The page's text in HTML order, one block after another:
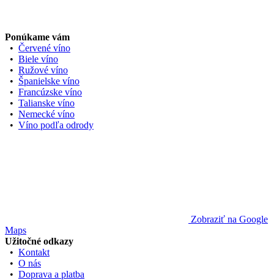
Ponúkame vám
• Červené víno
• Biele víno
• Ružové víno
• Španielske víno
• Francúzske víno
• Talianske víno
• Nemecké víno
• Víno podľa odrody
Zobraziť na Google
Maps
Užitočné odkazy
• Kontakt
• O nás
• Doprava a platba